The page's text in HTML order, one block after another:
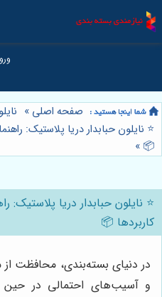
صفحه اصلی »
⭐️ نایلون حبابدار دریا پلاستیک:
📦
»
⭐️ نایلون حبابدار دریا
کاربردها 📦
در دنیای بسته‌بندی، محافظت
و آسیب‌های احتمالی در